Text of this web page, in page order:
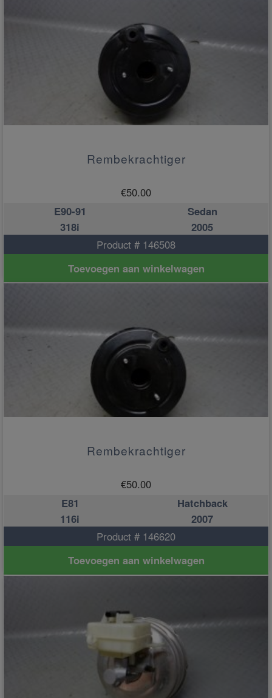
Rembekrachtiger
€50.00
E90-91
Sedan
318i
2005
Product # 146508
Toevoegen aan winkelwagen
Rembekrachtiger
€50.00
E81
Hatchback
116i
2007
Product # 146620
Toevoegen aan winkelwagen